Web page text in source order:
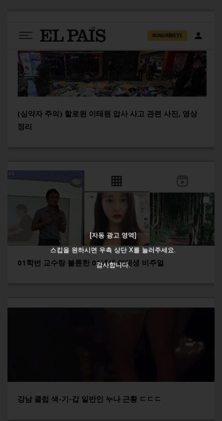
[자동 광고 영역]
스킵을 원하시면 우측 상단 X를 눌러주세요.
감사합니다.
(심약자 주의) 할로윈 이태원 압사 사고 관련 사진, 영상
정리
01학번 교수랑 불륜한 01년생 여대생 비주얼
강남 클럽 색-기-갑 일반인 누나 근황 ㄷㄷㄷ